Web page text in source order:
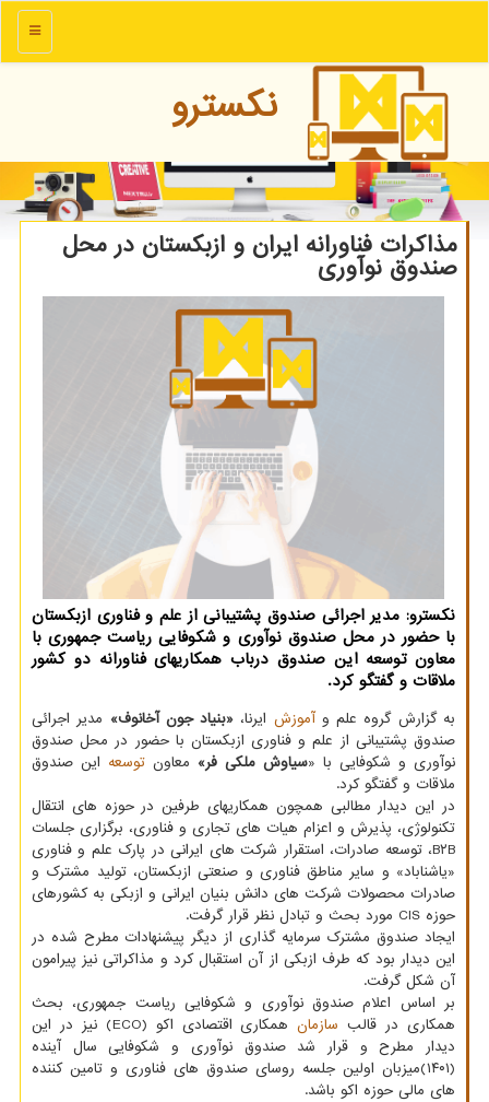
منو
نكسترو
مذاکرات فناورانه ایران و ازبکستان در محل
صندوق نوآوری
نکسترو: مدیر اجرائی صندوق پشتیبانی از علم و فناوری ازبکستان
با حضور در محل صندوق نوآوری و شکوفایی ریاست جمهوری با
معاون توسعه این صندوق درباب همکاریهای فناورانه دو کشور
ملاقات و گفتگو کرد.
به گزارش گروه علم وآموزش ایرنا، «بنیاد جون آخانوف» مدیر اجرائی
صندوق پشتیبانی از علم و فناوری ازبکستان با حضور در محل صندوق
نوآوری و شکوفایی با «سیاوش ملکی فر» معاون توسعه این صندوق
ملاقات و گفتگو کرد.
در این دیدار مطالبی همچون همکاریهای طرفین در حوزه های انتقال
تکنولوژی، پذیرش و اعزام هیات های تجاری و فناوری، برگزاری جلسات
B۲B، توسعه صادرات، استقرار شرکت های ایرانی در پارک علم و فناوری
«یاشناباد» و سایر مناطق فناوری و صنعتی ازبکستان، تولید مشترک و
صادرات محصولات شرکت های دانش بنیان ایرانی و ازبکی به کشورهای
حوزه CIS مورد بحث و تبادل نظر قرار گرفت.
ایجاد صندوق مشترک سرمایه گذاری از دیگر پیشنهادات مطرح شده در
این دیدار بود که طرف ازبکی از آن استقبال کرد و مذاکراتی نیز پیرامون
آن شکل گرفت.
بر اساس اعلام صندوق نوآوری و شکوفایی ریاست جمهوری، بحث
همکاری در قالب سازمان
همکاری اقتصادی اکو (ECO) نیز در این
دیدار مطرح و قرار شد صندوق نوآوری و شکوفایی سال آینده
(۱۴۰۱)میزبان اولین جلسه روسای صندوق های فناوری و تامین کننده
های مالی حوزه اکو باشد.